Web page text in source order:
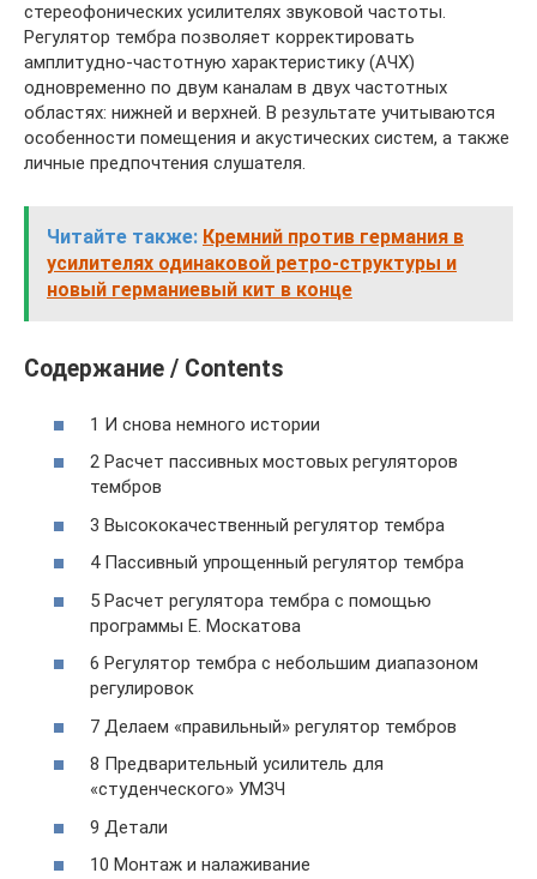
стереофонических усилителях звуковой частоты.
Регулятор тембра позволяет корректировать
амплитудно-частотную характеристику (АЧХ)
одновременно по двум каналам в двух частотных
областях: нижней и верхней. В результате учитываются
особенности помещения и акустических систем, а также
личные предпочтения слушателя.
Читайте также: Кремний против германия в
усилителях одинаковой ретро-структуры и
новый германиевый кит в конце
Содержание / Contents
1 И снова немного истории
2 Расчет пассивных мостовых регуляторов
тембров
3 Высококачественный регулятор тембра
4 Пассивный упрощенный регулятор тембра
5 Расчет регулятора тембра с помощью
программы Е. Москатова
6 Регулятор тембра с небольшим диапазоном
регулировок
7 Делаем «правильный» регулятор тембров
8 Предварительный усилитель для
«студенческого» УМЗЧ
9 Детали
10 Монтаж и налаживание